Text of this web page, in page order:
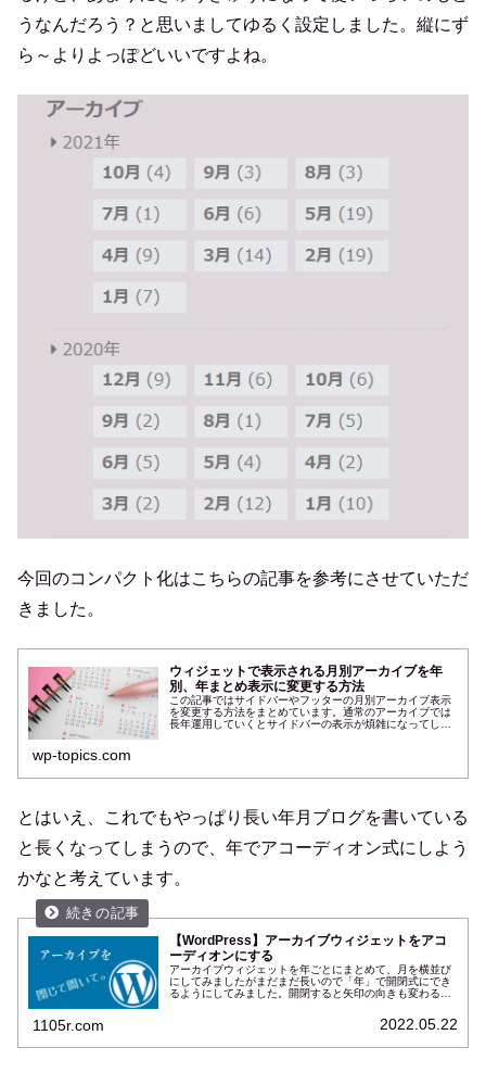
うなんだろう？と思いましてゆるく設定しました。縦にず
ら～よりよっぽどいいですよね。
今回のコンパクト化はこちらの記事を参考にさせていただ
きました。
ウィジェットで表示される月別アーカイブを年
別、年まとめ表示に変更する方法
この記事ではサイドバーやフッターの月別アーカイブ表示
を変更する方法をまとめています。通常のアーカイブでは
長年運用していくとサイドバーの表示が煩雑になってしま
wp-topics.com
とはいえ、これでもやっぱり長い年月ブログを書いている
と長くなってしまうので、年でアコーディオン式にしよう
かなと考えています。
【WordPress】アーカイブウィジェットをアコ
ーディオンにする
アーカイブウィジェットを年ごとにまとめて、月を横並び
にしてみましたがまだまだ長いので「年」で開閉式にでき
るようにしてみました。開閉すると矢印の向きも変わるよ
1105r.com 2022.05.22